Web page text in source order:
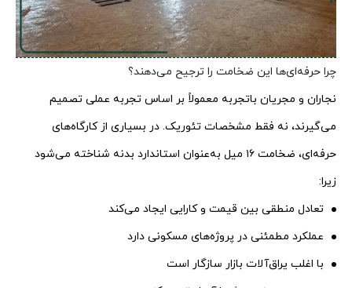
چرا حرفه‌ای‌ها این ضخامت را ترجیح می‌دهند؟
نجاران و مجریان باتجربه معمولاً بر اساس تجربه عملی تصمیم
می‌گیرند، نه فقط مشخصات تئوریک. در بسیاری از کارگاه‌های
حرفه‌ای، ضخامت ۱۶ میل به‌عنوان استاندارد بدنه شناخته می‌شود
زیرا:
تعادل منطقی بین قیمت و کارایی ایجاد می‌کند
عملکرد مطمئنی در پروژه‌های مسکونی دارد
با اغلب یراق‌آلات بازار سازگار است